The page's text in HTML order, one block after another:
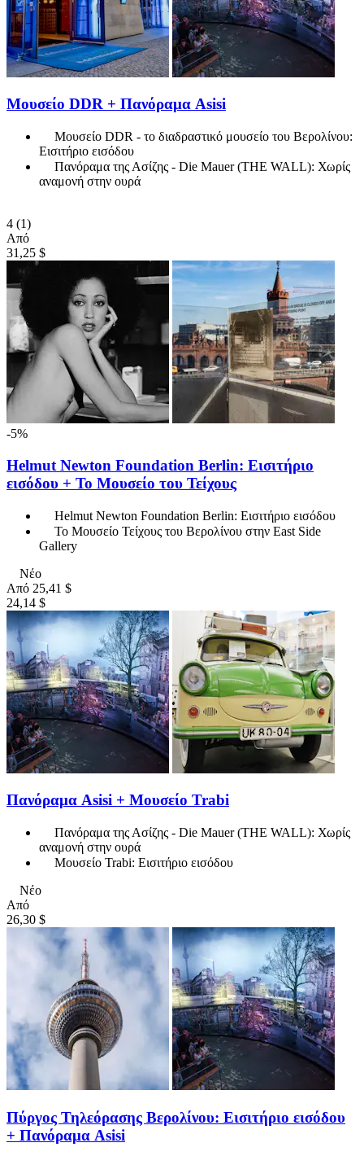
Μουσείο DDR + Πανόραμα Asisi
Μουσείο DDR - το διαδραστικό μουσείο του Βερολίνου:
Εισιτήριο εισόδου
Πανόραμα της Ασίζης - Die Mauer (THE WALL): Χωρίς
αναμονή στην ουρά
4 (1)
Από
31,25 $
-5%
Helmut Newton Foundation Berlin: Εισιτήριο
εισόδου + Το Μουσείο του Τείχους
Helmut Newton Foundation Berlin: Εισιτήριο εισόδου
Το Μουσείο Τείχους του Βερολίνου στην East Side
Gallery
Νέο
Από 25,41 $
24,14 $
Πανόραμα Asisi + Μουσείο Trabi
Πανόραμα της Ασίζης - Die Mauer (THE WALL): Χωρίς
αναμονή στην ουρά
Μουσείο Trabi: Εισιτήριο εισόδου
Νέο
Από
26,30 $
Πύργος Τηλεόρασης Βερολίνου: Εισιτήριο εισόδου
+ Πανόραμα Asisi